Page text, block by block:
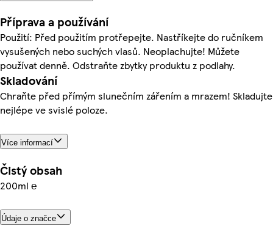
Příprava a používání
Použití: Před použitím protřepejte. Nastříkejte do ručníkem
vysušených nebo suchých vlasů. Neoplachujte! Můžete
používat denně. Odstraňte zbytky produktu z podlahy.
Skladování
Chraňte před přímým slunečním zářením a mrazem! Skladujte
nejlépe ve svislé poloze.
Více informací
Čistý obsah
200ml ℮
Údaje o značce